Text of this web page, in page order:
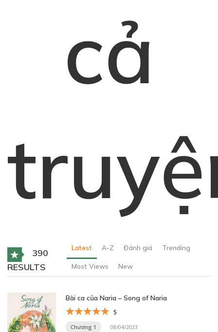
cả
390
RESULTS
Latest A-Z Đánh giá Trending
Most Views New
Bài ca của Naria – Song of Naria
5
Chương 1 08/04/2023